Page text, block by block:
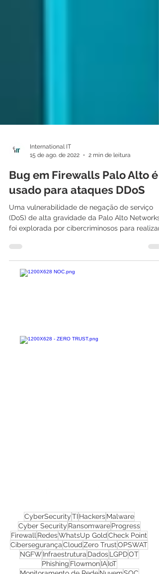
15 de ago. de 2022
2 min de leitura
Bug em Firewalls Palo Alto é
usado para ataques DDoS
Uma vulnerabilidade de negação de serviço
foi explorada por cibercriminosos para
CyberSecurityTIHackersMalware
Cyber Security RansomwareProgress
FirewallRedesWhatsUp Gold Check Point
CibersegurançaCloudZero Trust